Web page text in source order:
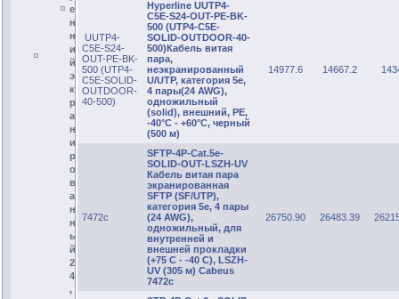
е
н
н
и
й
э
к
р
а
н
и
р
о
в
а
н
н
ы
й
2
4
,
UUTP4-
C5E-S24-
OUT-PE-BK-
500 (UTP4-
C5E-SOLID-
OUTDOOR-
40-500)
Hyperline UUTP4-
C5E-S24-OUT-PE-BK-
500 (UTP4-C5E-
SOLID-OUTDOOR-40-
500)Кабель витая
пара,
неэкранированный
U/UTP, категория 5e,
4 пары(24 AWG),
одножильный
(solid), внешний, PE,
-40°C - +60°C, черный
(500 м)
14977.6 14667.2
7472c
SFTP-4P-Cat.5e-
SOLID-OUT-LSZH-UV
Кабель витая пара
экранированная
SFTP (SF/UTP),
категория 5e, 4 пары
(24 AWG),
одножильный, для
внутренней и
внешней прокладки
(+75 C - -40 C), LSZH-
UV (305 м) Cabeus
7472c
26750.90 26483.39